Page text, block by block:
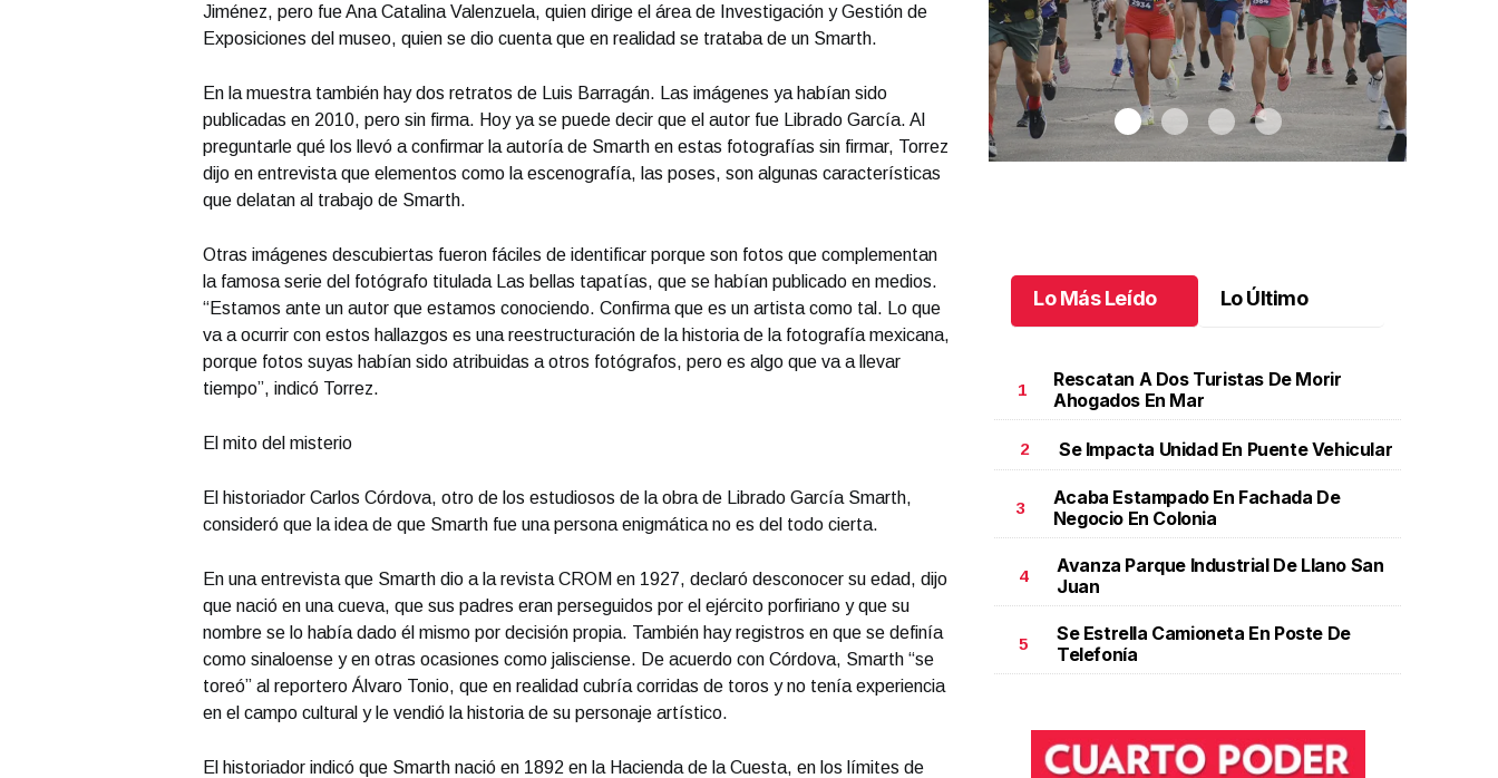
Jiménez, pero fue Ana Catalina Valenzuela, quien dirige el área de Investigación y Gestión de
Exposiciones del museo, quien se dio cuenta que en realidad se trataba de un Smarth.
En la muestra también hay dos retratos de Luis Barragán. Las imágenes ya habían sido
publicadas en 2010, pero sin firma. Hoy ya se puede decir que el autor fue Librado García. Al
preguntarle qué los llevó a confirmar la autoría de Smarth en estas fotografías sin firmar, Torrez
dijo en entrevista que elementos como la escenografía, las poses, son algunas características
que delatan al trabajo de Smarth.
Otras imágenes descubiertas fueron fáciles de identificar porque son fotos que complementan
la famosa serie del fotógrafo titulada Las bellas tapatías, que se habían publicado en medios.
“Estamos ante un autor que estamos conociendo. Confirma que es un artista como tal. Lo que
va a ocurrir con estos hallazgos es una reestructuración de la historia de la fotografía mexicana,
porque fotos suyas habían sido atribuidas a otros fotógrafos, pero es algo que va a llevar
tiempo”, indicó Torrez.
El mito del misterio
El historiador Carlos Córdova, otro de los estudiosos de la obra de Librado García Smarth,
consideró que la idea de que Smarth fue una persona enigmática no es del todo cierta.
En una entrevista que Smarth dio a la revista CROM en 1927, declaró desconocer su edad, dijo
que nació en una cueva, que sus padres eran perseguidos por el ejército porfiriano y que su
nombre se lo había dado él mismo por decisión propia. También hay registros en que se definía
como sinaloense y en otras ocasiones como jalisciense. De acuerdo con Córdova, Smarth “se
toreó” al reportero Álvaro Tonio, que en realidad cubría corridas de toros y no tenía experiencia
en el campo cultural y le vendió la historia de su personaje artístico.
El historiador indicó que Smarth nació en 1892 en la Hacienda de la Cuesta, en los límites de
Octubre 17 l 13 Visitas
Carrera Ceramat 2025 reúne a más de cinco mil
corredores.Carrera Ceramat 2025 reúne a más de
cinco mil corredores
Octubre 20 l
Lo Más Leído Lo Último
1
Rescatan A Dos Turistas De Morir
Ahogados En Mar
2 Se Impacta Unidad En Puente Vehicular
3
Acaba Estampado En Fachada De
Negocio En Colonia
4
Avanza Parque Industrial De Llano San
Juan
5
Se Estrella Camioneta En Poste De
Telefonía